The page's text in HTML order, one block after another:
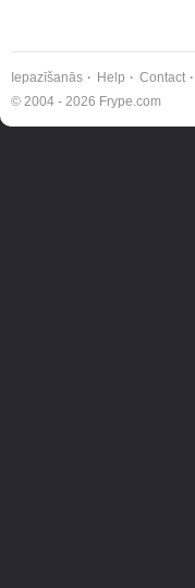
Iepazīšanās Help Contact
© 2004 - 2026 Frype.com